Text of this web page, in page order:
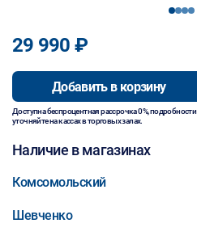
1234
29 990 ₽
Добавить в корзину
Доступна беспроцентная рассрочка 0%, подробности
уточняйте на кассах в торговых залах.
Наличие в магазинах
Комсомольский
Шевченко